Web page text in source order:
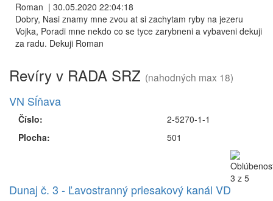
Roman | 30.05.2020 22:04:18
Dobry, Nasi znamy mne zvou at si zachytam ryby na jezeru
Vojka, Poradi mne nekdo co se tyce zarybneni a vybaveni dekuji
za radu. Dekuji Roman
Revíry v RADA SRZ (nahodných max 18)
VN Sĺňava
Číslo:
Plocha:
2-5270-1-1
501
Dunaj č. 3 - Ľavostranný priesakový kanál VD